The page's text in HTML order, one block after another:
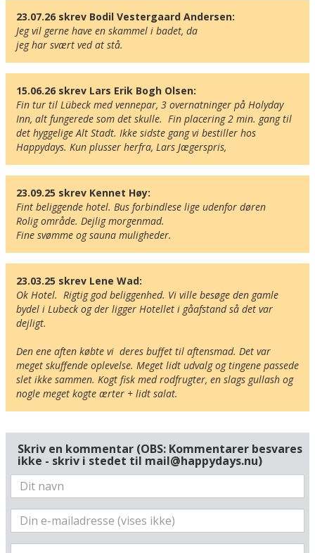
Her ligger hotellet
Vis alle Happydayshoteller i Tyskland
Lufthavne
Museer
Find vej til hotellet
Holiday Inn Lübeck
Travemünder Allee 3
23.07.26 skrev Bodil Vestergaard Andersen:
Jeg vil gerne have en skammel i badet, da
jeg har svært ved at stå.
15.06.26 skrev Lars Erik Bogh Olsen:
Fin tur til Lübeck med vennepar, 3 overnatninger på Holyday
Inn, alt fungerede som det skulle.  Fin placering 2 min. gang til
det hyggelige Alt Stadt. Ikke sidste gang vi bestiller hos
Happydays. Kun plusser herfra, Lars Jægerspris,
23.09.25 skrev Kennet Høy:
Fint beliggende hotel. Bus forbindlese lige udenfor døren
Rolig område. Dejlig morgenmad.
Fine svømme og sauna muligheder.
23.03.25 skrev Lene Wad:
Ok Hotel.  Rigtig god beliggenhed. Vi ville besøge den gamle
bydel i Lubeck og der ligger Hotellet i gåafstand så det var
dejligt.
Den ene aften købte vi  deres buffet til aftensmad. Det var
meget skuffende oplevelse. Meget lidt udvalg og tingene passede
slet ikke sammen. Kogt fisk med rodfrugter, en slags gullash og
nogle meget kogte ærter + lidt salat.
Skriv en kommentar (OBS: Kommentarer besvares
ikke - skriv i stedet til mail@happydays.nu)